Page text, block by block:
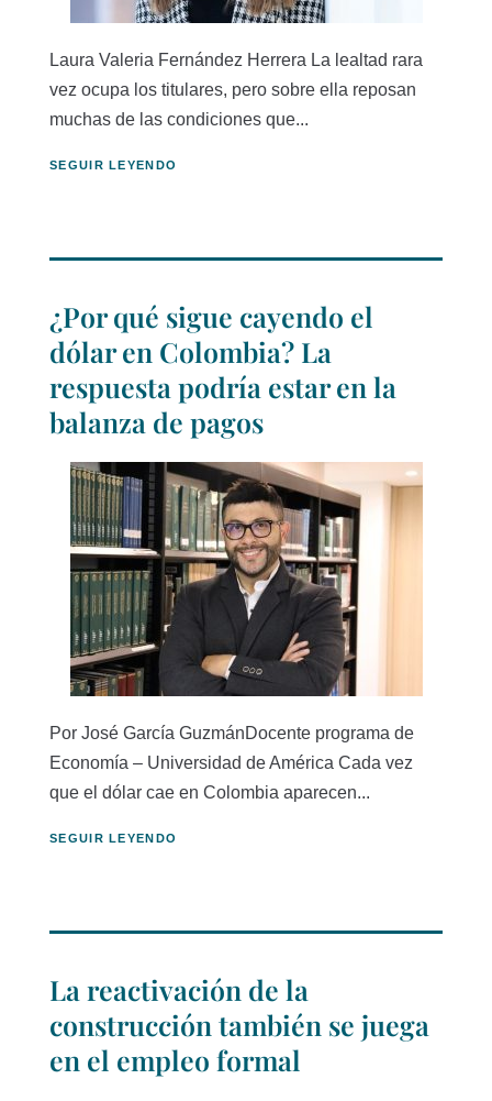
Laura Valeria Fernández Herrera La lealtad rara
vez ocupa los titulares, pero sobre ella reposan
muchas de las condiciones que...
SEGUIR LEYENDO
¿Por qué sigue cayendo el
dólar en Colombia? La
respuesta podría estar en la
balanza de pagos
Por José García GuzmánDocente programa de
Economía – Universidad de América Cada vez
que el dólar cae en Colombia aparecen...
SEGUIR LEYENDO
La reactivación de la
construcción también se juega
en el empleo formal